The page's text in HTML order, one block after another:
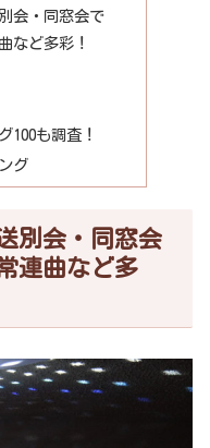
会・同窓会で
など多彩！
100も調査！
グ
別会・同窓会
連曲など多